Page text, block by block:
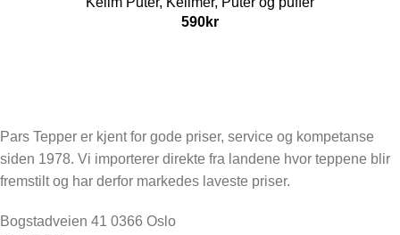
590kr
Pars Tepper er kjent for gode priser, service og kompetanse
siden 1978. Vi importerer direkte fra landene hvor teppene blir
fremstilt og har derfor markedes laveste priser.
Bogstadveien 41 0366 Oslo